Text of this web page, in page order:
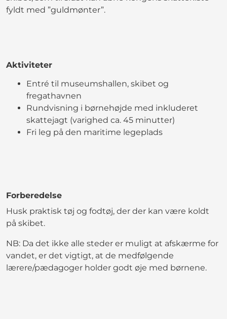
fyldt med ”guldmønter”.
Aktiviteter
Entré til museumshallen, skibet og
fregathavnen
Rundvisning i børnehøjde med inkluderet
skattejagt (varighed ca. 45 minutter)
Fri leg på den maritime legeplads
Forberedelse
Husk praktisk tøj og fodtøj, der der kan være koldt
på skibet.
NB: Da det ikke alle steder er muligt at afskærme for
vandet, er det vigtigt, at de medfølgende
lærere/pædagoger holder godt øje med børnene.